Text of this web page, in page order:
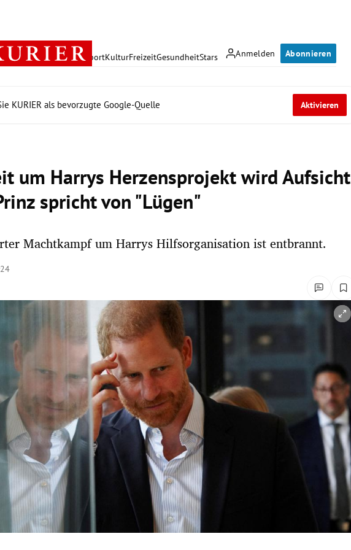
Anmelden Abonnieren
PolitikWirtschaft SportKulturFreizeitGesundheitStars
KURIER als bevorzugte Google-Quelle Aktivieren
um Harrys Herzensprojekt wird Aufsicht
spricht von "Lügen"
Machtkampf um Harrys Hilfsorganisation ist entbrannt.
öffnen/schließen